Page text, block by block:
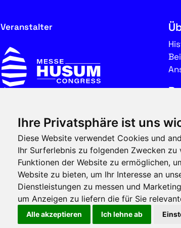
Ihre Privatsphäre ist uns
Diese Website verwendet Cookies und
Ihr Surferlebnis zu folgenden Zwecken zu
Funktionen der Website zu ermöglichen,
Website zu bieten, um Ihr Interesse an
Dienstleistungen zu messen und
um Anzeigen zu liefern die für Sie
Alle akzeptieren Ich lehne ab
Veranstalter
In Kooperation mit